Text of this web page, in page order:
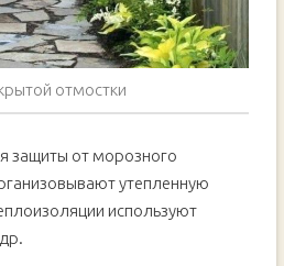
отмостки
защиты от морозного
утепленную
используют